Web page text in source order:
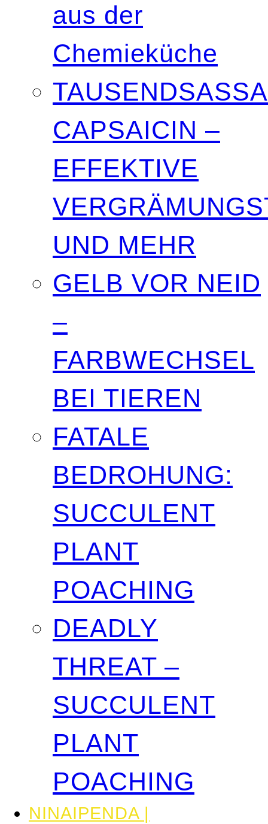
aus der
Chemieküche
TAUSENDSASSA
CAPSAICIN –
EFFEKTIVE
UND MEHR
GELB VOR NEID
–
FARBWECHSEL
BEI TIEREN
FATALE
BEDROHUNG:
SUCCULENT
PLANT
POACHING
DEADLY
THREAT –
SUCCULENT
PLANT
POACHING
NINAIPENDA |